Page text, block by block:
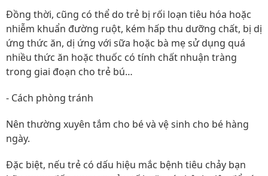
Đồng thời, cũng có thể do trẻ bị rối loạn tiêu hóa hoặc
nhiễm khuẩn đường ruột, kém hấp thu dưỡng chất, bị dị
ứng thức ăn, dị ứng với sữa hoặc bà mẹ sử dụng quá
nhiều thức ăn hoặc thuốc có tính chất nhuận tràng
trong giai đoạn cho trẻ bú…
- Cách phòng tránh
Nên thường xuyên tắm cho bé và vệ sinh cho bé hàng
ngày.
Đặc biệt, nếu trẻ có dấu hiệu mắc bệnh tiêu chảy bạn